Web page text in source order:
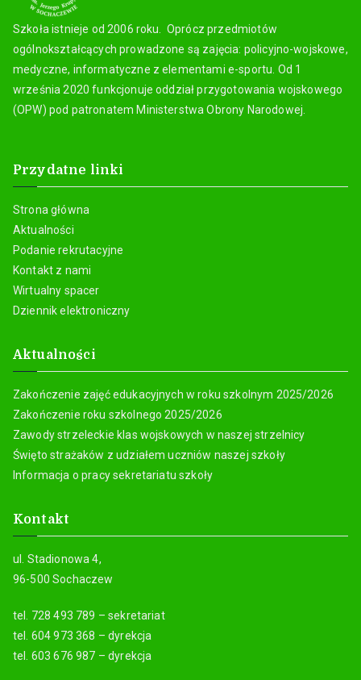
Szkoła istnieje od 2006 roku. Oprócz przedmiotów
ogólnokształcących prowadzone są zajęcia: policyjno-wojskowe,
medyczne, informatyczne z elementami e-sportu. Od 1
września 2020 funkcjonuje oddział przygotowania wojskowego
(OPW) pod patronatem Ministerstwa Obrony Narodowej.
Przydatne linki
Strona główna
Aktualności
Podanie rekrutacyjne
Kontakt z nami
Wirtualny spacer
Dziennik elektroniczny
Aktualności
Zakończenie zajęć edukacyjnych w roku szkolnym 2025/2026
Zakończenie roku szkolnego 2025/2026
Zawody strzeleckie klas wojskowych w naszej strzelnicy
Święto strażaków z udziałem uczniów naszej szkoły
Informacja o pracy sekretariatu szkoły
Kontakt
ul. Stadionowa 4,
96-500 Sochaczew
tel. 728 493 789 – sekretariat
tel. 604 973 368 – dyrekcja
tel. 603 676 987 – dyrekcja